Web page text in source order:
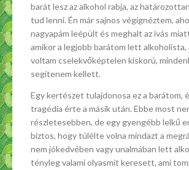
barát lesz az alkohol rabja, az
tud lenni. Én már sajnos végignéztem,
nagyapám leépült és meghalt az ivás
amikor a legjobb barátom lett alkoholista,
voltam cselekvőképtelen kiskorú,
segítenem kellett.
Egy kertészet tulajdonosa ez a barátom,
tragédia érte a másik után. Ebbe most
részletesebben, de egy gyengébb lelkű
biztos, hogy túlélte volna mindazt a
nem jókedvében vagy unalmában lett
tényleg valami olyasmit keresett, ami